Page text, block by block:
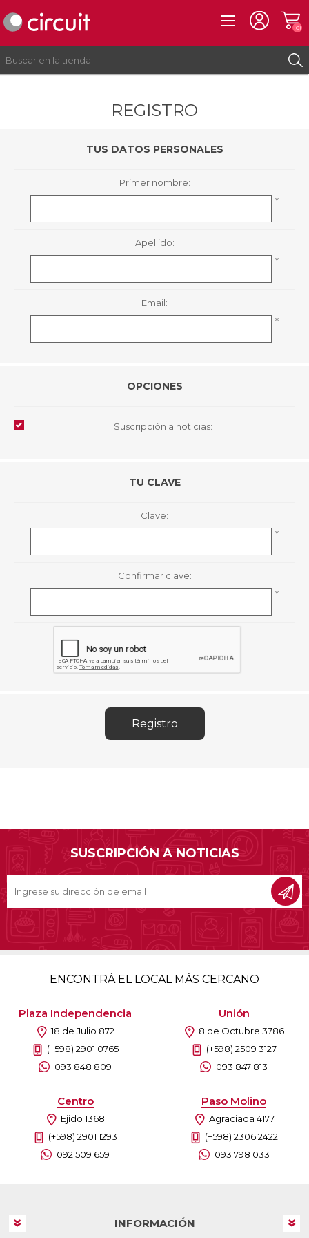
(0)
REGISTRO
TUS DATOS PERSONALES
Primer nombre:
*
Apellido:
*
Email:
*
OPCIONES
Suscripción a noticias:
TU CLAVE
Clave:
*
Confirmar clave:
*
SUSCRIPCIÓN A NOTICIAS
ENCONTRÁ EL LOCAL MÁS CERCANO
Plaza Independencia
18 de Julio 872
(+598) 2901 0765
093 848 809
Unión
8 de Octubre 3786
(+598) 2509 3127
093 847 813
Centro
Ejido 1368
(+598) 2901 1293
092 509 659
Paso Molino
Agraciada 4177
(+598) 2306 2422
093 798 033
INFORMACIÓN